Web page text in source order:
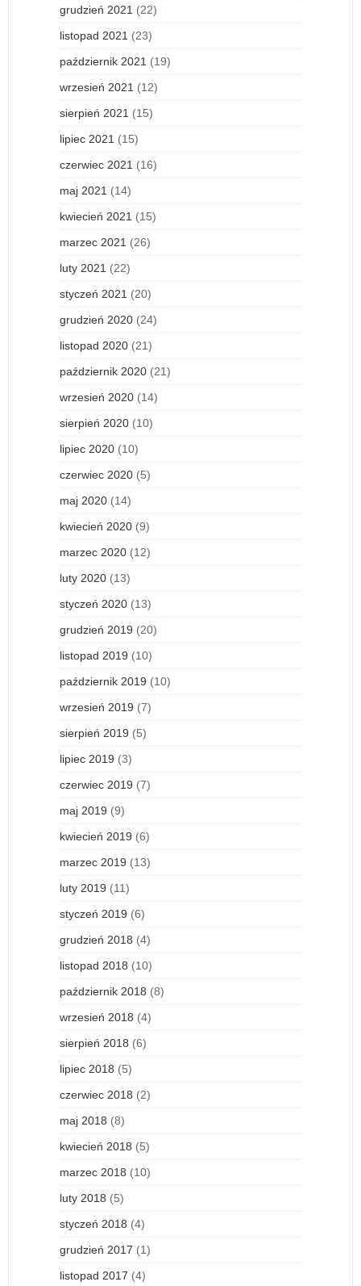
grudzień 2021 (22)
listopad 2021 (23)
październik 2021 (19)
wrzesień 2021 (12)
sierpień 2021 (15)
lipiec 2021 (15)
czerwiec 2021 (16)
maj 2021 (14)
kwiecień 2021 (15)
marzec 2021 (26)
luty 2021 (22)
styczeń 2021 (20)
grudzień 2020 (24)
listopad 2020 (21)
październik 2020 (21)
wrzesień 2020 (14)
sierpień 2020 (10)
lipiec 2020 (10)
czerwiec 2020 (5)
maj 2020 (14)
kwiecień 2020 (9)
marzec 2020 (12)
luty 2020 (13)
styczeń 2020 (13)
grudzień 2019 (20)
listopad 2019 (10)
październik 2019 (10)
wrzesień 2019 (7)
sierpień 2019 (5)
lipiec 2019 (3)
czerwiec 2019 (7)
maj 2019 (9)
kwiecień 2019 (6)
marzec 2019 (13)
luty 2019 (11)
styczeń 2019 (6)
grudzień 2018 (4)
listopad 2018 (10)
październik 2018 (8)
wrzesień 2018 (4)
sierpień 2018 (6)
lipiec 2018 (5)
czerwiec 2018 (2)
maj 2018 (8)
kwiecień 2018 (5)
marzec 2018 (10)
luty 2018 (5)
styczeń 2018 (4)
grudzień 2017 (1)
listopad 2017 (4)